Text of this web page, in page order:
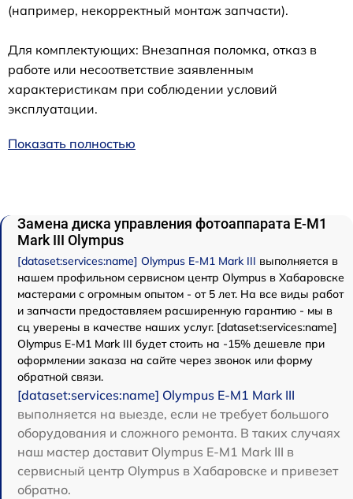
(например, некорректный монтаж запчасти).
Для комплектующих: Внезапная поломка, отказ в
работе или несоответствие заявленным
характеристикам при соблюдении условий
эксплуатации.
Показать полностью
Замена диска управления фотоаппарата E‑M1
Mark III Olympus
[dataset:services:name] Olympus E‑M1 Mark III выполняется в
нашем профильном сервисном центр Olympus в Хабаровске
мастерами с огромным опытом - от 5 лет. На все виды работ
и запчасти предоставляем расширенную гарантию - мы в
сц уверены в качестве наших услуг. [dataset:services:name]
Olympus E‑M1 Mark III будет стоить на -15% дешевле при
оформлении заказа на сайте через звонок или форму
обратной связи.
[dataset:services:name] Olympus E‑M1 Mark III
выполняется на выезде, если не требует большого
оборудования и сложного ремонта. В таких случаях
наш мастер доставит Olympus E‑M1 Mark III в
сервисный центр Olympus в Хабаровске и привезет
обратно.